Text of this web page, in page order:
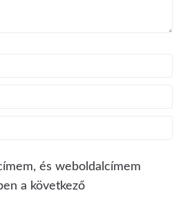
és weboldalcímem
a következő